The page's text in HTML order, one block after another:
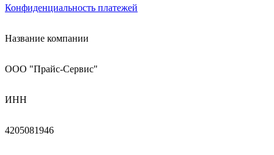
Конфиденциальность платежей
Название компании
ООО "Прайс-Сервис"
ИНН
4205081946